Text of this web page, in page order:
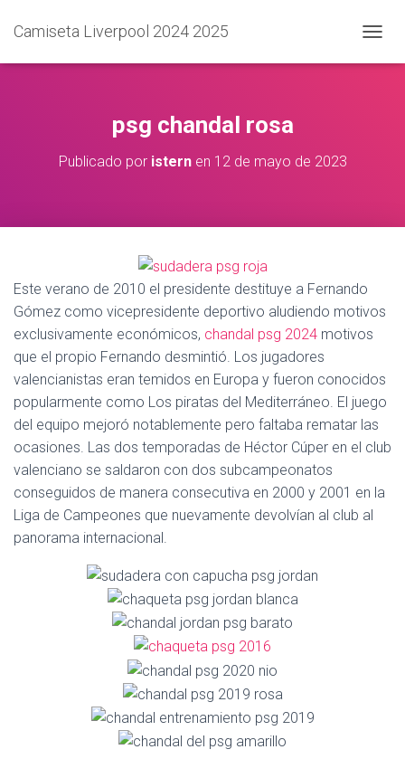
Camiseta Liverpool 2024 2025
A
E
G
Ó
N
psg chandal rosa
Publicado por isternen 12 de mayo de 2023
Este verano de 2010 el presidente destituye a Fernando
Gómez como vicepresidente deportivo aludiendo motivos
exclusivamente económicos, chandal psg 2024 motivos
que el propio Fernando desmintió. Los jugadores
valencianistas eran temidos en Europa y fueron conocidos
popularmente como Los piratas del Mediterráneo. El juego
del equipo mejoró notablemente pero faltaba rematar las
ocasiones. Las dos temporadas de Héctor Cúper en el club
valenciano se saldaron con dos subcampeonatos
conseguidos de manera consecutiva en 2000 y 2001 en la
Liga de Campeones que nuevamente devolvían al club al
panorama internacional.